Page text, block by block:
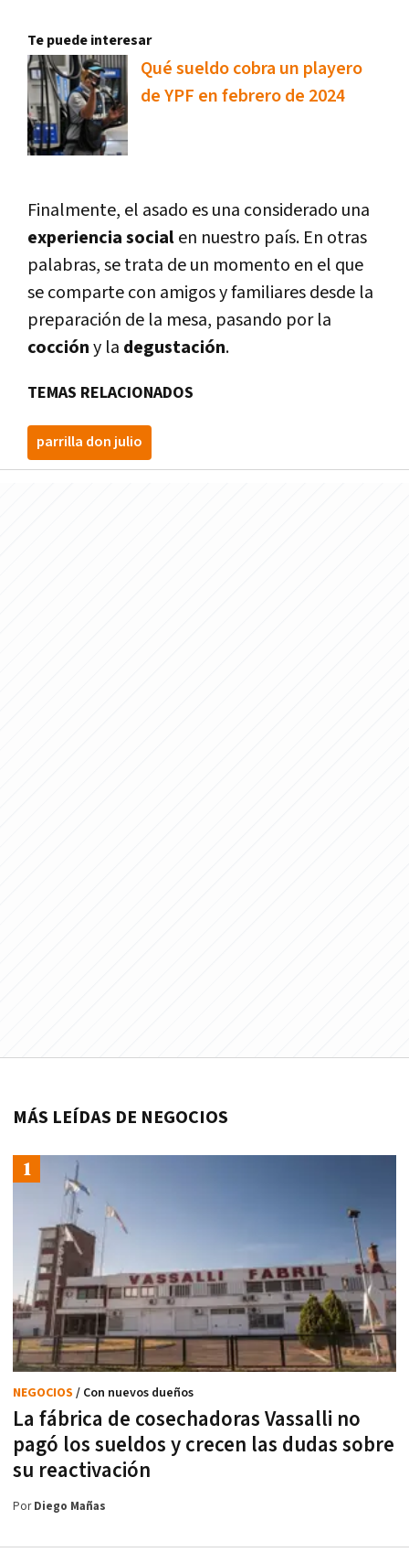
Te puede interesar
Qué sueldo cobra un playero
de YPF en febrero de 2024
Finalmente, el asado es una considerado una
experiencia socialen nuestro país. En otras
palabras, se trata de un momento en el que
se comparte con amigos y familiares desde la
preparación de la mesa, pasando por la
coccióny la degustación.
TEMAS RELACIONADOS
parrilla don julio
MÁS LEÍDAS DE NEGOCIOS
La fábrica de cosechadoras Vassalli no
pagó los sueldos y crecen las dudas sobre
su reactivación
NEGOCIOS / Con nuevos dueños
PorDiego Mañas